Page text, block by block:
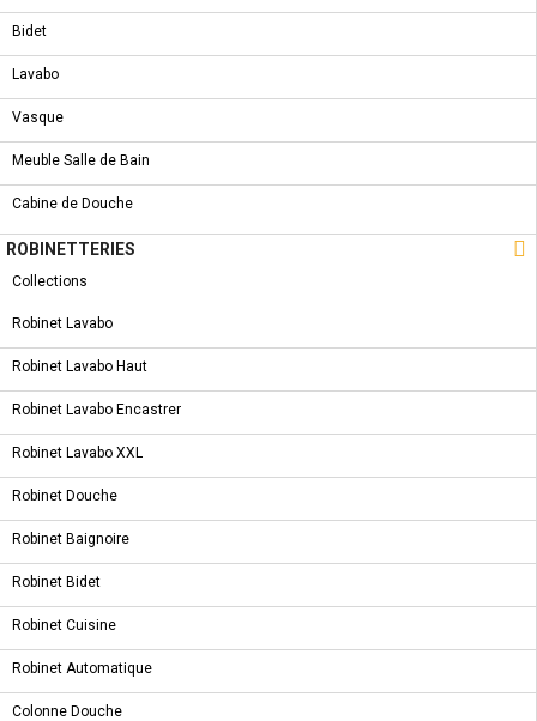
Bidet
Lavabo
Vasque
Meuble Salle de Bain
Cabine de Douche
ROBINETTERIES 
Collections
Robinet Lavabo
Robinet Lavabo Haut
Robinet Lavabo Encastrer
Robinet Lavabo XXL
Robinet Douche
Robinet Baignoire
Robinet Bidet
Robinet Cuisine
Robinet Automatique
Colonne Douche
AQUART ROBINET EQUERRE